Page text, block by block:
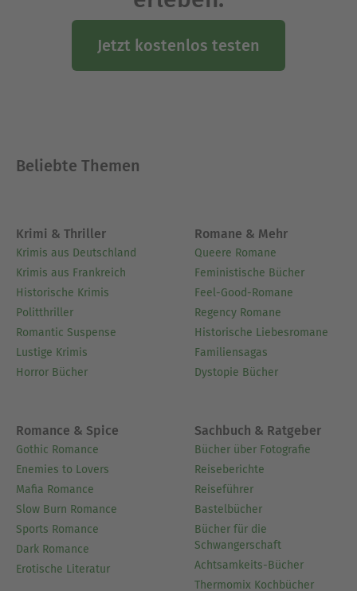
Jetzt kostenlos testen
Beliebte Themen
Krimi & Thriller
Krimis aus Deutschland
Krimis aus Frankreich
Historische Krimis
Politthriller
Romantic Suspense
Lustige Krimis
Horror Bücher
Romane & Mehr
Queere Romane
Feministische Bücher
Feel-Good-Romane
Regency Romane
Historische Liebesromane
Familiensagas
Dystopie Bücher
Romance & Spice
Gothic Romance
Enemies to Lovers
Mafia Romance
Slow Burn Romance
Sports Romance
Dark Romance
Erotische Literatur
Sachbuch & Ratgeber
Bücher über Fotografie
Reiseberichte
Reiseführer
Bastelbücher
Bücher für die
Schwangerschaft
Achtsamkeits-Bücher
Thermomix Kochbücher